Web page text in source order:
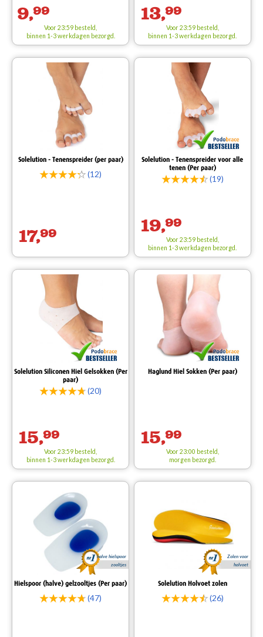
9,99
Voor 23:59 besteld,
binnen 1-3 werkdagen bezorgd.
13,99
Voor 23:59 besteld,
binnen 1-3 werkdagen bezorgd.
Solelution - Tenenspreider (per paar)
(12)
17,99
Solelution - Tenenspreider voor alle
tenen (Per paar)
(19)
19,99
Voor 23:59 besteld,
binnen 1-3 werkdagen bezorgd.
Solelution Siliconen Hiel Gelsokken (Per
paar)
(20)
15,99
Voor 23:59 besteld,
binnen 1-3 werkdagen bezorgd.
Haglund Hiel Sokken (Per paar)
15,99
Voor 23:00 besteld,
morgen bezorgd.
halve hielspoor
zooltjes
Hielspoor (halve) gelzooltjes (Per paar)
(47)
Zolen voor
holvoet
Solelution Holvoet zolen
(26)